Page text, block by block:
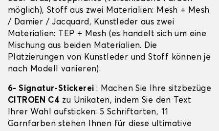
möglich), Stoff aus zwei Materialien: Mesh + Mesh
/ Damier / Jacquard, Kunstleder aus zwei
Materialien: TEP + Mesh (es handelt sich um eine
Mischung aus beiden Materialien. Die
Platzierungen von Kunstleder und Stoff können je
nach Modell variieren).
6- Signatur-Stickerei : Machen Sie Ihre sitzbezüge
CITROEN C4 zu Unikaten, indem Sie den Text
Ihrer Wahl aufsticken: 5 Schriftarten, 11
Garnfarben stehen Ihnen für diese ultimative